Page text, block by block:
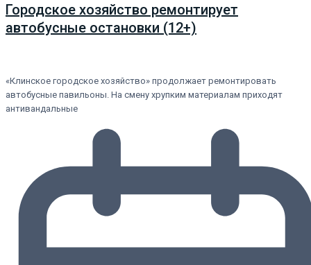
Городское хозяйство ремонтирует
автобусные остановки (12+)
«Клинское городское хозяйство» продолжает ремонтировать
автобусные павильоны. На смену хрупким материалам приходят
антивандальные